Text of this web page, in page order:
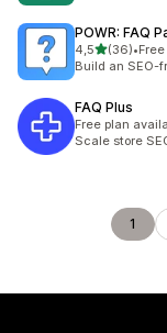
POWR: FAQ
4,5stelle su 5
(36)
36 recensioni
•
Build an SEO-
FAQ Plus
Free plan
Scale store
1